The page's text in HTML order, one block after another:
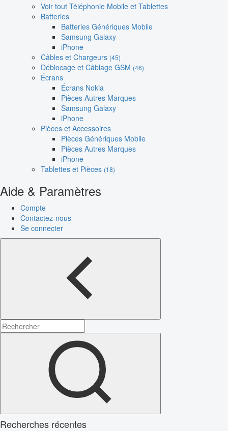
Voir tout Téléphonie Mobile et Tablettes
Batteries
Batteries Génériques Mobile
Samsung Galaxy
iPhone
Câbles et Chargeurs (45)
Déblocage et Câblage GSM (46)
Écrans
Écrans Nokia
Pièces Autres Marques
Samsung Galaxy
iPhone
Pièces et Accessoires
Pièces Génériques Mobile
Pièces Autres Marques
iPhone
Tablettes et Pièces (18)
Aide & Paramètres
Compte
Contactez-nous
Se connecter
Recherches récentes